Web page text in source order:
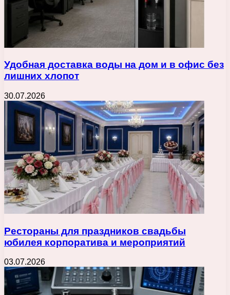
Удобная доставка воды на дом и в офис без
лишних хлопот
30.07.2026
Рестораны для праздников свадьбы
юбилея корпоратива и мероприятий
03.07.2026